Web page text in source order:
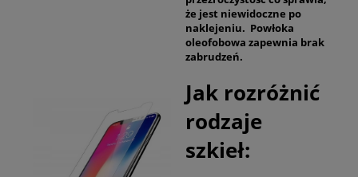
że jest niewidoczne po
naklejeniu. Powłoka
oleofobowa zapewnia brak
zabrudzeń.
Jak rozróżnić
rodzaje
szkieł: